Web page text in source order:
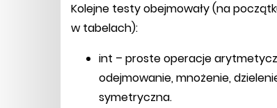
Kolejne testy obejmowały (na
w tabelach):
int – proste operacje
odejmowanie, mnożenie,
symetryczna.